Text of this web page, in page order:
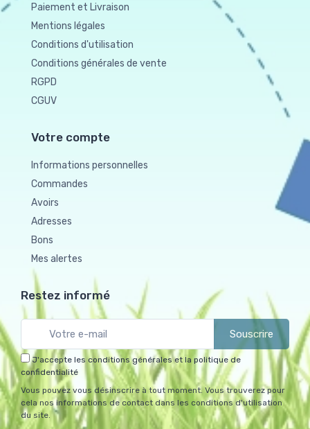
Paiement et Livraison
Mentions légales
Conditions d'utilisation
Conditions générales de vente
RGPD
CGUV
Votre compte
Informations personnelles
Commandes
Avoirs
Adresses
Bons
Mes alertes
Restez informé
Souscrire
J'accepte les conditions générales et la politique de
confidentialité
Vous pouvez vous désinscrire à tout moment. Vous trouverez pour
cela nos informations de contact dans les conditions d'utilisation
du site.